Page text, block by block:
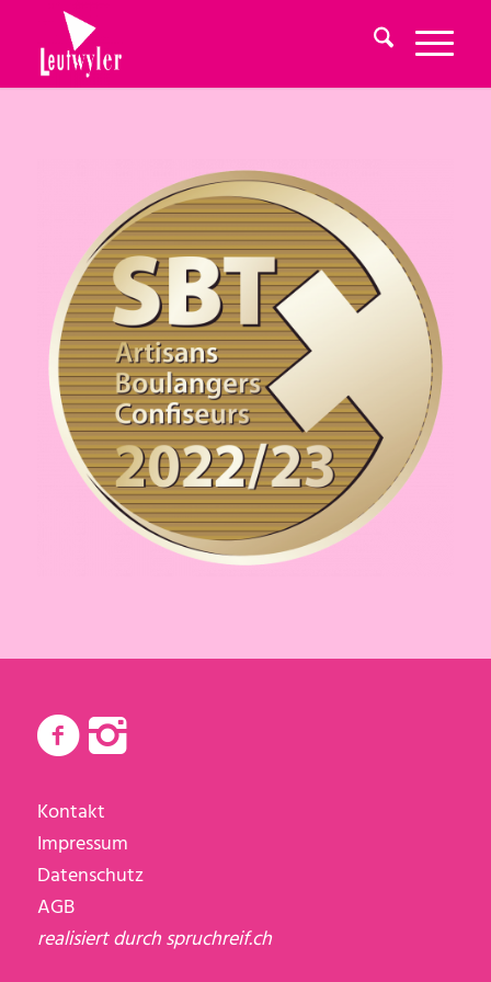
Kontakt
Impressum
Datenschutz
AGB
realisiert durchspruchreif.ch